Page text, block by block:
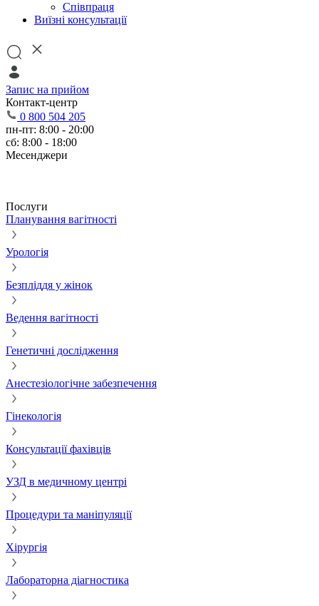
Співпраця
Виїзні консультації
Запис на прийом
Контакт-центр
0 800 504 205
пн-пт: 8:00 - 20:00
сб: 8:00 - 18:00
Месенджери
Послуги
Планування вагітності
Урологія
Безпліддя у жінок
Ведення вагітності
Генетичні дослідження
Анестезіологічне забезпечення
Гінекологія
Консультації фахівців
УЗД в медичному центрі
Процедури та маніпуляції
Хірургія
Лабораторна діагностика